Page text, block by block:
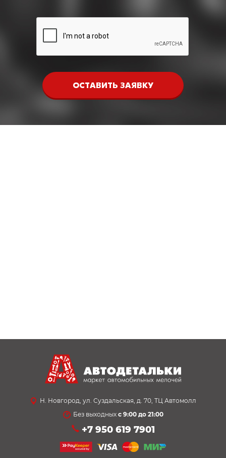
ОСТАВИТЬ ЗАЯВКУ
Н. Новгород, ул. Суздальская, д. 70, ТЦ Автомолл
Без выходных с 9:00 до 21:00
+7 950 619 7901